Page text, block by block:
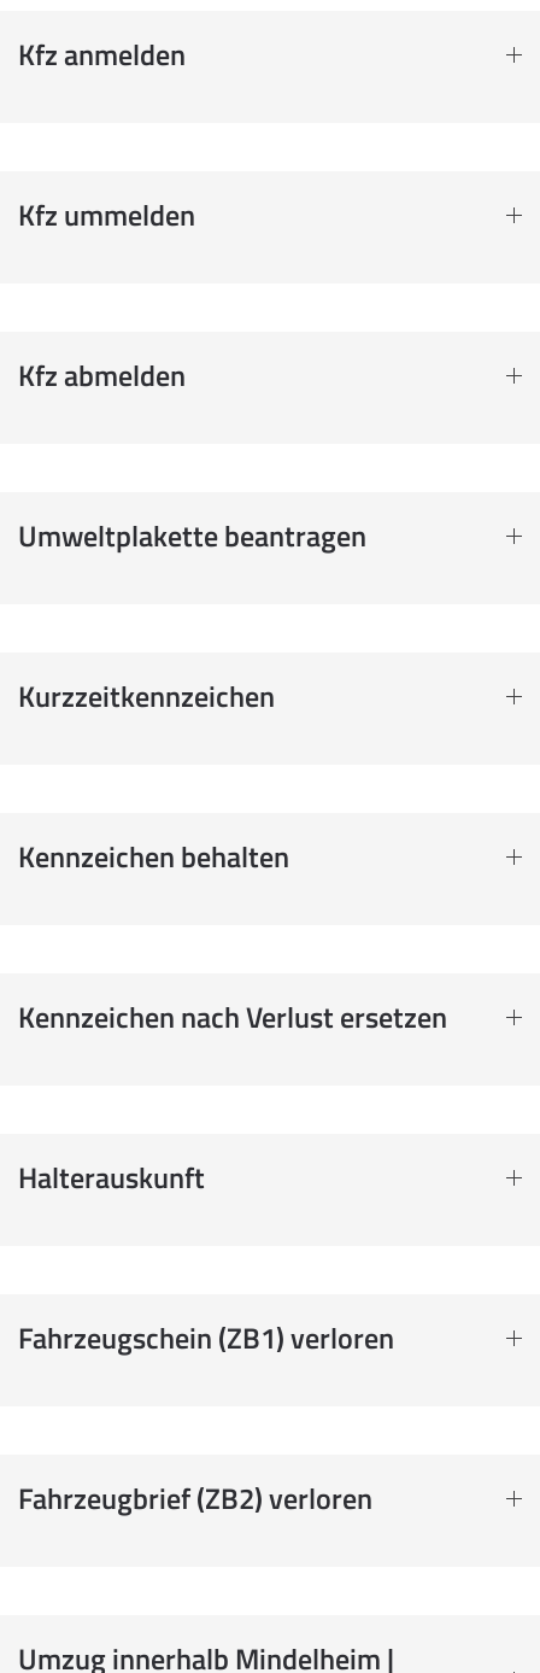
Kfz anmelden
Kfz ummelden
Kfz abmelden
Umweltplakette beantragen
Kurzzeitkennzeichen
Kennzeichen behalten
Kennzeichen nach Verlust ersetzen
Halterauskunft
Fahrzeugschein (ZB1) verloren
Fahrzeugbrief (ZB2) verloren
Umzug innerhalb Mindelheim |